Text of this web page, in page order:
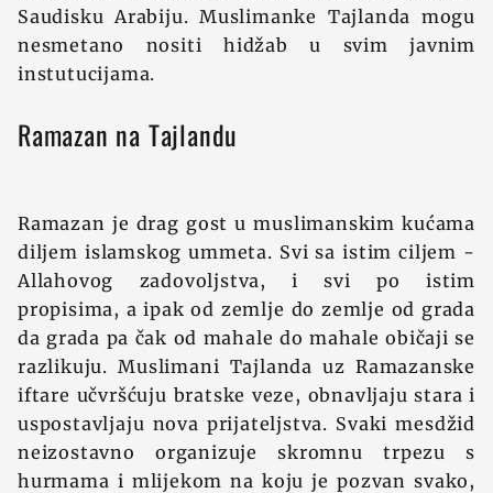
Saudisku Arabiju. Muslimanke Tajlanda mogu
nesmetano nositi hidžab u svim javnim
instutucijama.
Ramazan na Tajlandu
Ramazan je drag gost u muslimanskim kućama
diljem islamskog ummeta. Svi sa istim ciljem -
Allahovog zadovoljstva, i svi po istim
propisima, a ipak od zemlje do zemlje od grada
da grada pa čak od mahale do mahale običaji se
razlikuju. Muslimani Tajlanda uz Ramazanske
iftare učvršćuju bratske veze, obnavljaju stara i
uspostavljaju nova prijateljstva. Svaki mesdžid
neizostavno organizuje skromnu trpezu s
hurmama i mlijekom na koju je pozvan svako,